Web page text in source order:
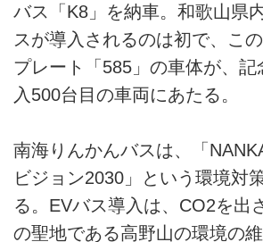
バス「K8」を納車。和歌山県
スが導入されるのは初で、こ
プレート「585」の車体が、記
入500台目の車両にあたる。
南海りんかんバスは、「
ビジョン2030」という環境対
る。EVバス導入は、CO2を出
の聖地である高野山の環境の